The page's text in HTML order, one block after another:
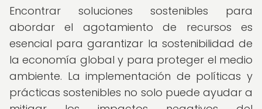
Encontrar soluciones sostenibles para
abordar el agotamiento de recursos es
esencial para garantizar la sostenibilidad de
la economía global y para proteger el medio
ambiente. La implementación de políticas y
prácticas sostenibles no solo puede ayudar a